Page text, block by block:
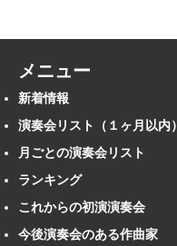
メニュー
新着情報
演奏会リスト（１ヶ月以内）
月ごとの演奏会リスト
ランキング
これからの初演演奏会
今後演奏会のある作曲家